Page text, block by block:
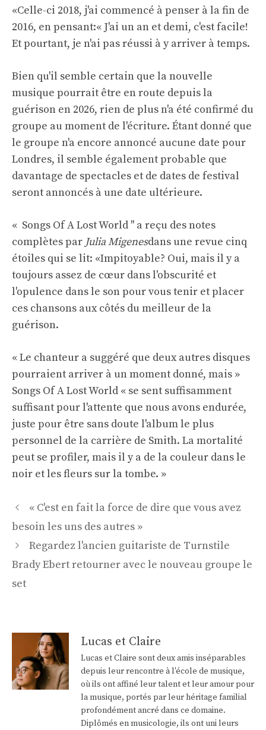
«Celle-ci 2018, j'ai commencé à penser à la fin de
2016, en pensant:« J'ai un an et demi, c'est facile!
Et pourtant, je n'ai pas réussi à y arriver à temps.
Bien qu'il semble certain que la nouvelle
musique pourrait être en route depuis la
guérison en 2026, rien de plus n'a été confirmé du
groupe au moment de l'écriture. Étant donné que
le groupe n'a encore annoncé aucune date pour
Londres, il semble également probable que
davantage de spectacles et de dates de festival
seront annoncés à une date ultérieure.
« Songs Of A Lost World '' a reçu des notes
complètes par Julia Migenesdans une revue cinq
étoiles qui se lit: «Impitoyable? Oui, mais il y a
toujours assez de cœur dans l'obscurité et
l'opulence dans le son pour vous tenir et placer
ces chansons aux côtés du meilleur de la
guérison.
« Le chanteur a suggéré que deux autres disques
pourraient arriver à un moment donné, mais »
Songs Of A Lost World « se sent suffisamment
suffisant pour l'attente que nous avons endurée,
juste pour être sans doute l'album le plus
personnel de la carrière de Smith. La mortalité
peut se profiler, mais il y a de la couleur dans le
noir et les fleurs sur la tombe. »
Navigation
des
« C'est en fait la force de dire que vous avez
besoin les uns des autres »
Regardez l'ancien guitariste de Turnstile
Brady Ebert retourner avec le nouveau groupe le
set
Lucas et Claire
Lucas et Claire sont deux amis inséparables
depuis leur rencontre à l'école de musique,
où ils ont affiné leur talent et leur amour pour
la musique, portés par leur héritage familial
profondément ancré dans ce domaine.
Diplômés en musicologie, ils ont uni leurs